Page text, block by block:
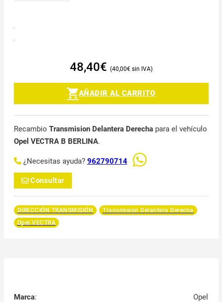
48,40€ 40,00€
AÑADIR AL CARRITO
Recambio Transmision Delantera Derechapara el vehículo
Opel VECTRA B BERLINA.
¿Necesitas ayuda? 962790714
Consultar
DIRECCIÓN TRANSMISIÓN
Transmision Delantera Derecha
Opel VECTRA
Marca:
Opel